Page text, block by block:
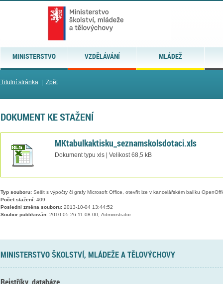
MINISTERSTVO VZDĚLÁVÁNÍ MLÁDEŽ
Titulní stránka| Zpět
DOKUMENT KE STAŽENÍ
MKtabulkaktisku_seznamskolsdotaci.xls
Dokument typu xls | Velikost 68,5 kB
Typ souboru:Sešit s výpočty či grafy Microsoft Office, otevřít lze v kancelářském balíku
Počet stažení:409
Poslední změna souboru:2013-10-04 13:44:52
Soubor publikován:2010-05-26 11:08:00, Administrator
MINISTERSTVO ŠKOLSTVÍ, MLÁDEŽE A TĚLOVÝCHOVY